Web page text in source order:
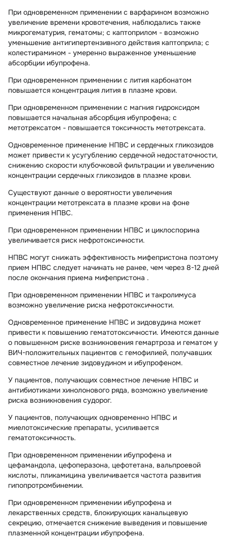
При одновременном применении с варфарином возможно
увеличение времени кровотечения, наблюдались также
микрогематурия, гематомы; с каптоприлом - возможно
уменьшение антигипертензивного действия каптоприла; с
колестирамином - умеренно выраженное уменьшение
абсорбции ибупрофена.
При одновременном применении с лития карбонатом
повышается концентрация лития в плазме крови.
При одновременном применении с магния гидроксидом
повышается начальная абсорбция ибупрофена; с
метотрексатом - повышается токсичность метотрексата.
Одновременное применение НПВС и сердечных гликозидов
может привести к усугублению сердечной недостаточности,
снижению скорости клубочковой фильтрации и увеличению
концентрации сердечных гликозидов в плазме крови.
Существуют данные о вероятности увеличения
концентрации метотрексата в плазме крови на фоне
применения НПВС.
При одновременном применении НПВС и циклоспорина
увеличивается риск нефротоксичности.
НПВС могут снижать эффективность мифепристона поэтому
прием НПВС следует начинать не ранее, чем через 8-12 дней
после окончания приема мифепристона .
При одновременном применении НПВС и такролимуса
возможно увеличение риска нефротоксичности.
Одновременное применение НПВС и зидовудина может
привести к повышению гематотоксичности. Имеются данные
о повышенном риске возникновения гемартроза и гематом у
ВИЧ-положительных пациентов с гемофилией, получавших
совместное лечение зидовудином и ибупрофеном.
У пациентов, получающих совместное лечение НПВС и
антибиотиками хинолонового ряда, возможно увеличение
риска возникновения судорог.
У пациентов, получающих одновременно НПВС и
миелотоксические препараты, усиливается
гематотоксичность.
При одновременном применении ибупрофена и
цефамандола, цефоперазона, цефотетана, вальпроевой
кислоты, пликамицина увеличивается частота развития
гипопротромбинемии.
При одновременном применении ибупрофена и
лекарственных средств, блокирующих канальцевую
секрецию, отмечается снижение выведения и повышение
плазменной концентрации ибупрофена.